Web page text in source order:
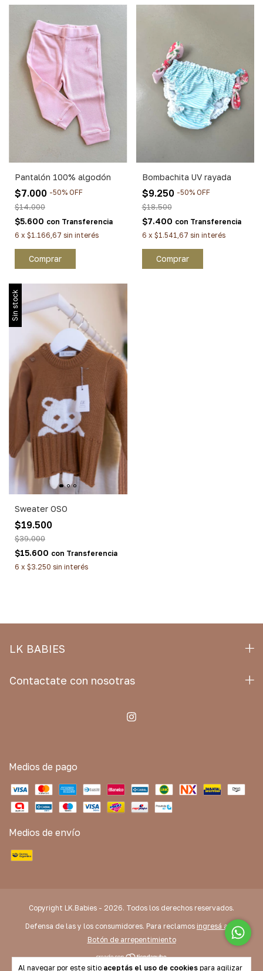
Al navegar por este sitio aceptás el uso de cookies para agilizar
Pantalón 100% algodón
$7.000 -50% OFF
$14.000
$5.600 con Transferencia
6 x $1.166,67 sin interés
Comprar
Bombachita UV rayada
$9.250 -50% OFF
$18.500
$7.400 con Transferencia
6 x $1.541,67 sin interés
Comprar
Sin stock
Sweater OSO
$19.500
$39.000
$15.600 con Transferencia
6 x $3.250 sin interés
LK BABIES
Contactate con nosotras
Medios de pago
Medios de envío
Copyright LK.Babies - 2026. Todos los derechos reservados.
Defensa de las y los consumidores. Para reclamos ingresá acá.
Botón de arrepentimiento